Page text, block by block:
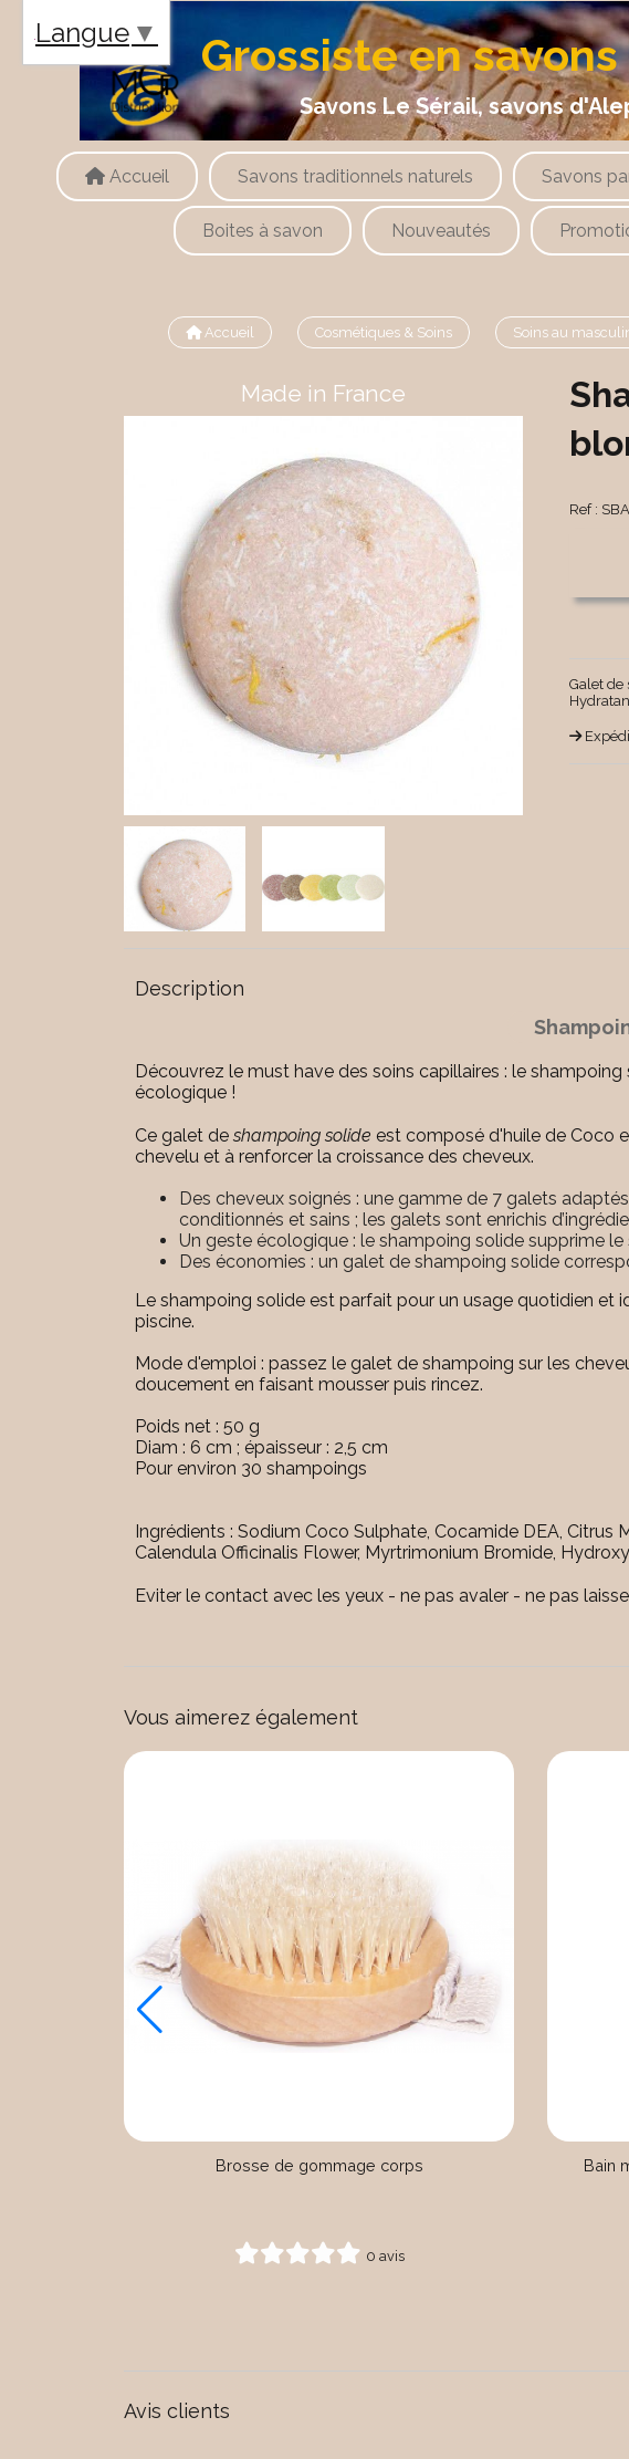
Grossiste en
Savons Le Sérail, savons d'Alep,
Accueil Savons traditionnels naturels Savons
Boites à savon Nouveautés
Accueil Cosmétiques & Soins Soins au
Made in France
Ref :
Galet
Description
Découvrez le must have des soins capillaires : le
écologique !
Ce galet de shampoing solide est composé d'huile de Coco
chevelu et à renforcer la croissance des cheveux.
Des cheveux soignés : une gamme de 7 galets
conditionnés et sains ; les galets sont enrichis
Un geste écologique : le shampoing solide supprime
Des économies : un galet de shampoing solide
Le shampoing solide est parfait pour un usage quotidien et
piscine.
Mode d'emploi : passez le galet de shampoing sur les
doucement en faisant mousser puis rincez.
Poids net : 50 g
Diam : 6 cm ; épaisseur : 2,5 cm
Pour environ 30 shampoings
Ingrédients : Sodium Coco Sulphate, Cocamide DEA,
Calendula Officinalis Flower, Myrtrimonium Bromide,
Eviter le contact avec les yeux - ne pas avaler - ne pas
Vous aimerez également
Brosse de gommage corps
0 avis
Bain
Avis clients
Langue ▼
Panneau de gestion des cookies